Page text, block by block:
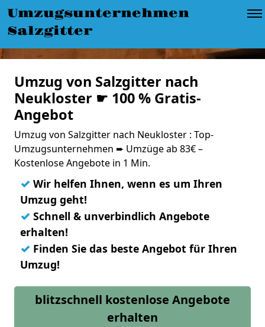
Umzugsunternehmen
Salzgitter
Umzug von Salzgitter nach
Neukloster ☛ 100 % Gratis-
Angebot
Umzug von Salzgitter nach Neukloster : Top-
Umzugsunternehmen ➨ Umzüge ab 83€ –
Kostenlose Angebote in 1 Min.
✓ Wir helfen Ihnen, wenn es um Ihren
Umzug geht!
✓ Schnell & unverbindlich Angebote
erhalten!
✓ Finden Sie das beste Angebot für Ihren
Umzug!
blitzschnell kostenlose Angebote
erhalten